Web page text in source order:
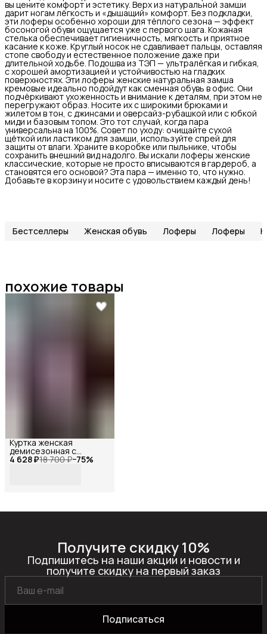
вы цените комфорт и эстетику. Верх из натуральной замши
дарит ногам лёгкость и «дышащий» комфорт. Без подкладки,
эти лоферы особенно хороши для тёплого сезона — эффект
босоногой обуви ощущается уже с первого шага. Кожаная
стелька обеспечивает гигиеничность, мягкость и приятное
касание к коже. Круглый носок не сдавливает пальцы, оставляя
стопе свободу и естественное положение даже при
длительной ходьбе. Подошва из ТЭП — ультралёгкая и гибкая,
с хорошей амортизацией и устойчивостью на гладких
поверхностях. Эти лоферы женские натуральная замша
кремовые идеально подойдут как сменная обувь в офис. Они
подчёркивают ухоженность и внимание к деталям, при этом не
перегружают образ. Носите их с широкими брюками и
жилетом в тон, с джинсами и оверсайз-рубашкой или с юбкой
миди и базовым топом. Это тот случай, когда пара
универсальна на 100%. Совет по уходу: очищайте сухой
щёткой или ластиком для замши, используйте спрей для
защиты от влаги. Храните в коробке или пыльнике, чтобы
сохранить внешний вид надолго. Вы искали лоферы женские
классические, которые не просто вписываются в гардероб, а
становятся его основой? Эта пара — именно то, что нужно.
Добавьте в корзину и носите с удовольствием каждый день!
Бестселлеры Женская обувь Лоферы Лоферы
похожие товары
4 628 ₽18 700 ₽−75%
Куртка женская
демисезонная с
капюшоном короткая
Получите скидку 10%
Подпишитесь на наши акции и новости и
получите скидку на первый заказ
Подписаться